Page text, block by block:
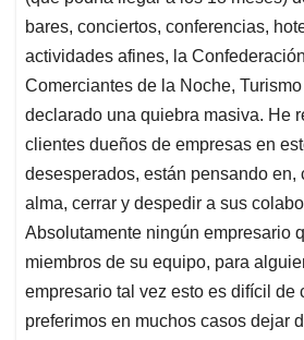
bares, conciertos, conferencias,
actividades afines, la
Comerciantes de la Noche,
declarado una quiebra masiva. He
clientes dueños de empresas en
desesperados, están pensando en,
alma, cerrar y despedir a sus
Absolutamente ningún empresario
miembros de su equipo, para
empresario tal vez esto es difícil de
preferimos en muchos casos dejar